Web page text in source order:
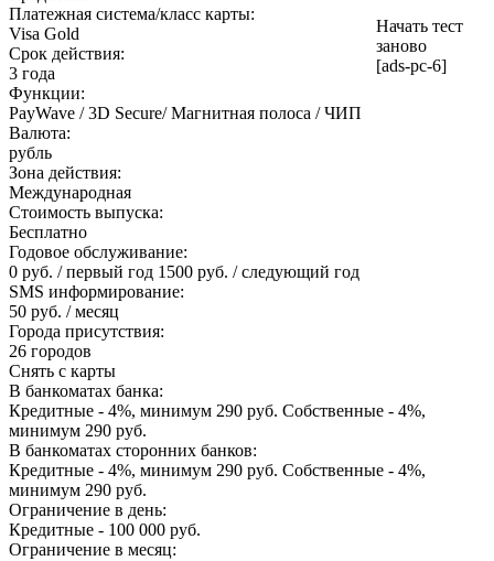
Начать тест
заново
[ads-pc-6]
Платежная система/класс карты:
Visa Gold
Срок действия:
3 года
Функции:
PayWave / 3D Secure/ Магнитная полоса / ЧИП
Валюта:
рубль
Зона действия:
Международная
Стоимость выпуска:
Бесплатно
Годовое обслуживание:
0 руб. / первый год 1500 руб. / следующий год
SMS информирование:
50 руб. / месяц
Города присутствия:
26 городов
Снять с карты
В банкоматах банка:
Кредитные - 4%, минимум 290 руб. Собственные - 4%,
минимум 290 руб.
В банкоматах сторонних банков:
Кредитные - 4%, минимум 290 руб. Собственные - 4%,
минимум 290 руб.
Ограничение в день:
Кредитные - 100 000 руб.
Ограничение в месяц: